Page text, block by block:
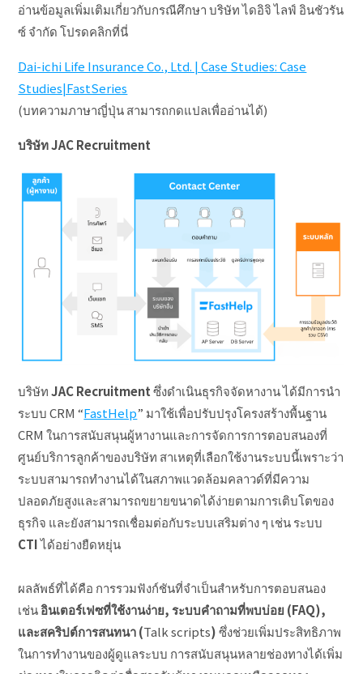
อ่านข้อมูลเพิ่มเติมเกี่ยวกับกรณีศึกษา บริษัท ไดอิจิ ไลฟ์ อินชัวรัน
ซ์ จำกัด โปรดคลิกที่นี่
Dai-ichi Life Insurance Co., Ltd. | Case Studies: Case
Studies|FastSeries
(บทความภาษาญี่ปุ่น สามารถกดแปลเพื่ออ่านได้)
บริษัท JAC Recruitment
บริษัทJAC Recruitmentซึ่งดำเนินธุรกิจจัดหางาน ได้มีการนำ
ระบบ CRM “FastHelp” มาใช้เพื่อปรับปรุงโครงสร้างพื้นฐาน
CRM ในการสนับสนุนผู้หางานและการจัดการการตอบสนองที่
ศูนย์บริการลูกค้าของบริษัท สาเหตุที่เลือกใช้งานระบบนี้เพราะว่า
ระบบสามารถทำงานได้ในสภาพแวดล้อมคลาวด์ที่มีความ
ปลอดภัยสูงและสามารถขยายขนาดได้ง่ายตามการเติบโตของ
ธุรกิจ และยังสามารถเชื่อมต่อกับระบบเสริมต่าง ๆ เช่น ระบบ
CTIได้อย่างยืดหยุ่น
ผลลัพธ์ที่ได้คือ การรวมฟังก์ชันที่จำเป็นสำหรับการตอบสนอง
เช่นอินเตอร์เฟซที่ใช้งานง่าย, ระบบคำถามที่พบบ่อย (FAQ),
และสคริปต์การสนทนา (Talk scripts)ซึ่งช่วยเพิ่มประสิทธิภาพ
ในการทำงานของผู้ดูแลระบบ การสนับสนุนหลายช่องทางได้เพิ่ม